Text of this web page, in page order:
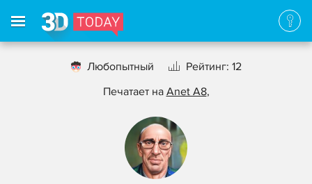
Любопытный
Рейтинг: 12
Печатает на Anet A8,